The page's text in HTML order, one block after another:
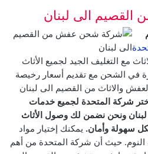
الى لبنان
التغليف الجيد لجميع الأثاث
في الشحن مع تقديم أسعار رخيصة
والاثاث من القصيم الى لبنان
شركة المتحدة لجميع خدمات
ونحن نضمن لك وصول الأثاث
سهولة وأمان. يمكنك إختيار مواد
حيث أن شركة المتحدة من أهم